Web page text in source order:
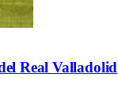
Real Valladolid